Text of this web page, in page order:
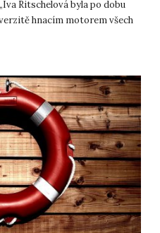
Ritschelová byla po dobu
hnacím motorem všech